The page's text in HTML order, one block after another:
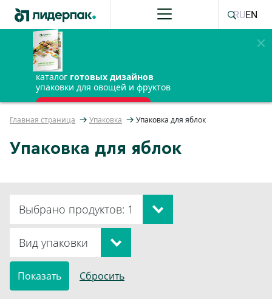
каталог готовых дизайнов
упаковки для овощей и фруктов
ПОЛУЧИТЬ БЕСПЛАТНО
RUEN
Главная страница Упаковка Упаковка для яблок
Упаковка для яблок
Выбрано продуктов: 1
Вид упаковки